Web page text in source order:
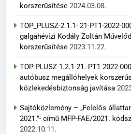
korszerűsítése 2024.03.08.
TOP_PLUSZ-2.1.1- 21-PT1-2022-
galgahévízi Kodály Zoltán
korszerűsítése 2023.11.22.
TOP-PLUSZ-1.2.1-21.-PT1-2022-
autóbusz megállóhelyek
közlekedésbiztonság javítása
Sajtóközlemény – „Felelős
2021.”- című MFP-FAE/2021.
2022.10.11.